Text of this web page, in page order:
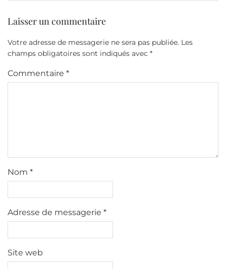
Laisser un commentaire
Votre adresse de messagerie ne sera pas publiée. Les
champs obligatoires sont indiqués avec *
Commentaire *
Nom *
Adresse de messagerie *
Site web